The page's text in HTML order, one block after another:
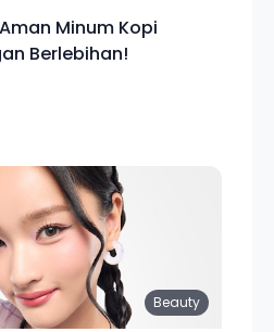
Minum Kopi
Berlebihan!
Beauty